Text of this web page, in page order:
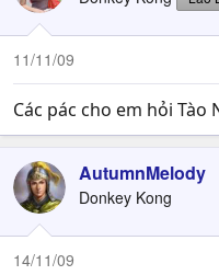
11/11/09
Các pác cho em hỏi Tào
AutumnMelody
Donkey Kong
14/11/09